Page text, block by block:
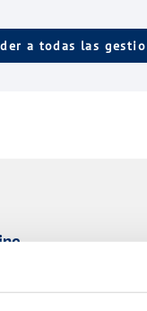
a todas las
CONSUMOS